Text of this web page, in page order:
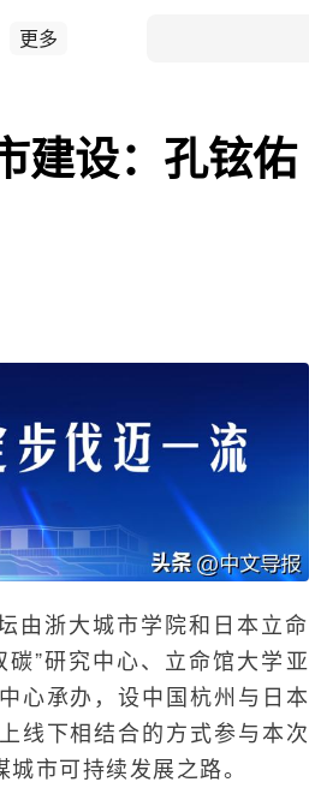
更多
建设：孔铉佑
由浙大城市学院和日本立命
”研究中心、立命馆大学亚
心承办，设中国杭州与日本
线下相结合的方式参与本次
市可持续发展之路。